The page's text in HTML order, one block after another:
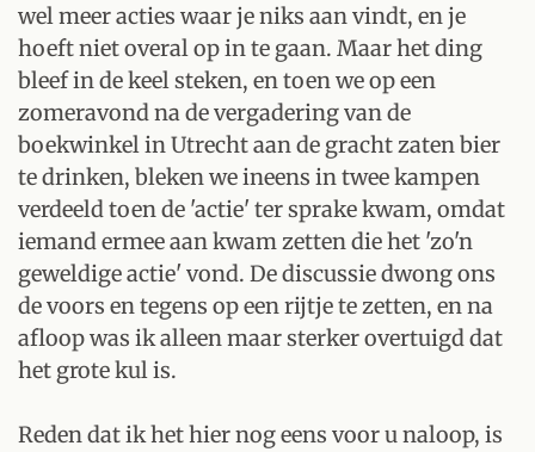
wel meer acties waar je niks aan vindt, en je
hoeft niet overal op in te gaan. Maar het ding
bleef in de keel steken, en toen we op een
zomeravond na de vergadering van de
boekwinkel in Utrecht aan de gracht zaten bier
te drinken, bleken we ineens in twee kampen
verdeeld toen de 'actie' ter sprake kwam, omdat
iemand ermee aan kwam zetten die het 'zo'n
geweldige actie' vond. De discussie dwong ons
de voors en tegens op een rijtje te zetten, en na
afloop was ik alleen maar sterker overtuigd dat
het grote kul is.
Reden dat ik het hier nog eens voor u naloop, is